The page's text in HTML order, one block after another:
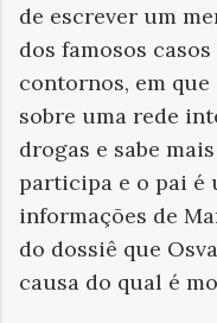
de escrever um
dos famosos
contornos, em
sobre uma rede
drogas e sabe
participa e o pai é
informações de
do dossiê que
causa do qual é